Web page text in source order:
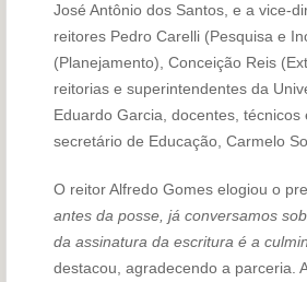
José Antônio dos Santos, e a vice-
reitores Pedro Carelli (Pesquisa e
(Planejamento), Conceição Reis
reitorias e superintendentes da
Eduardo Garcia, docentes,
secretário de Educação, Carmelo
O reitor Alfredo Gomes elogiou o
antes da posse, já conversamos
da assinatura da escritura é a
destacou, agradecendo a parceria.